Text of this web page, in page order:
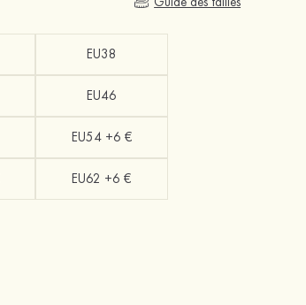
EU38
EU46
EU54 +6 €
EU62 +6 €